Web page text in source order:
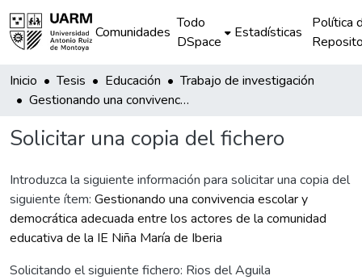
Comunidades
Todo
DSpace
Estadísticas
Política
Inicio Tesis Educación
Trabajo de investigación
Gestionando una convivencia escolar y democrática adecuada entre los actores de la comunidad educativa de la IE Niña María de Iberia
Solicitar una copia del fichero
Introduzca la siguiente información para solicitar una copia del
siguiente ítem: Gestionando una convivencia escolar y
democrática adecuada entre los actores de la comunidad
educativa de la IE Niña María de Iberia
Solicitando el siguiente fichero: Rios del Aguila